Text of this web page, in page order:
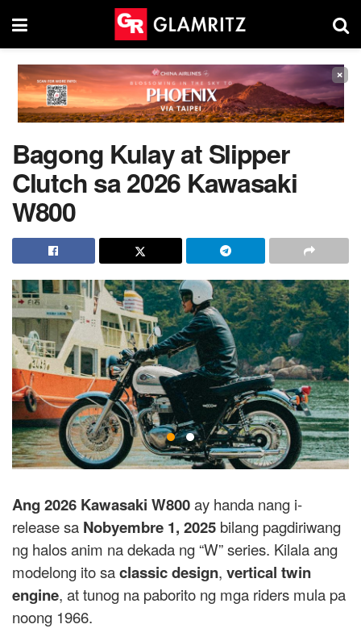
×
Bagong Kulay at Slipper
Clutch sa 2026 Kawasaki
W800
Ang 2026 Kawasaki W800ay handa nang i-
release sa Nobyembre 1, 2025 bilang pagdiriwang
ng halos anim na dekada ng “W” series. Kilala ang
modelong ito saclassic design, vertical twin
engine, at tunog na paborito ng mga riders mula pa
noong 1966.